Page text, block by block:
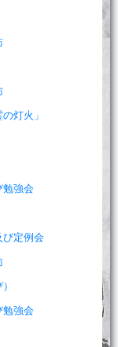
灯火」
強会
定例会
強会